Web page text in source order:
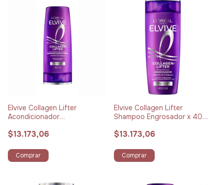
Elvive Collagen Lifter
Acondicionador
$13.173,06
Comprar
Elvive Collagen Lifter
Shampoo Engrosador x 400
$13.173,06
Comprar